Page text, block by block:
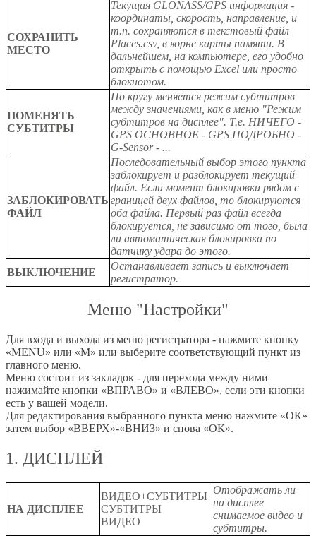
СОХРАНИТЬ
МЕСТО
Текущая GLONASS/GPS информация -
координаты, скорость, направление, и
т.п. сохраняются в текстовый файл
Places.csv, в корне карты памяти. В
дальнейшем, на компьютере, его удобно
открыть с помощью Excel или просто
блокнотом.
ПОМЕНЯТЬ
СУБТИТРЫ
По кругу меняется режим субтитров
между значениями, как в меню "Режим
субтитров на дисплее". Т.е. НИЧЕГО -
GPS ОСНОВНОЕ - GPS ПОДРОБНО -
G-Sensor - ...
ЗАБЛОКИРОВАТЬ
ФАЙЛ
Последовательный выбор этого пункта
заблокирует и разблокирует текущий
файл. Если момент блокировки рядом с
границей двух файлов, то блокируются
оба файла. Первый раз файл всегда
блокируется, не зависимо от того, была
ли автоматическая блокировка по
датчику удара до этого.
ВЫКЛЮЧЕНИЕ
Останавливает запись и выключает
регистратор.
Меню "Настройки"
Для входа и выхода из меню регистратора - нажмите кнопку
«MENU» или «M» или выберите соответствующий пункт из
главного меню.
Меню состоит из закладок - для перехода между ними
нажимайте кнопки «ВПРАВО» и «ВЛЕВО», если эти кнопки
есть у вашей модели.
Для редактирования выбранного пункта меню нажмите «ОК»
затем выбор «ВВЕРХ»-«ВНИЗ» и снова «ОК».
1. ДИСПЛЕЙ
НА ДИСПЛЕЕ
ВИДЕО+СУБТИТРЫ
СУБТИТРЫ
ВИДЕО
Отображать ли
на дисплее
снимаемое видео и
субтитры.